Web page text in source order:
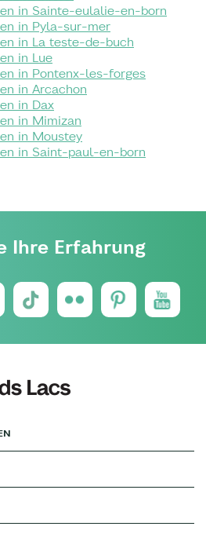
in Sainte-eulalie-en-born
in Pyla-sur-mer
in La teste-de-buch
in Lue
in Pontenx-les-forges
in Arcachon
in Dax
in Mimizan
in Moustey
in Saint-paul-en-born
Ihre Erfahrung